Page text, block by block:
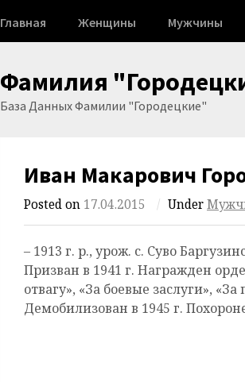
Главная Женщины Мужчины
Фамилия
База Данных Фамилии "Городецкие"
Иван Макарович
Posted on 17.04.2015 / Under
– 1913 г. р., урож. с. Суво
Призван в 1941 г. Награжден
отвагу», «За боевые заслуги»,
Демобилизован в 1945 г.